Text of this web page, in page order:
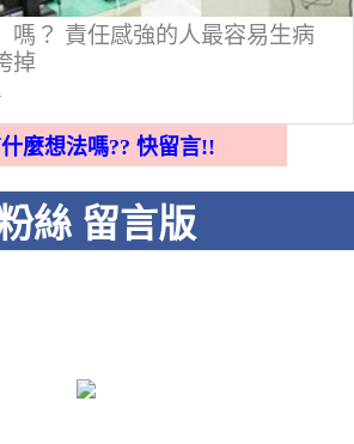
嗎？ 責任感強的人最容易生病
掉
麼想法嗎?? 快留言!!
絲 留言版